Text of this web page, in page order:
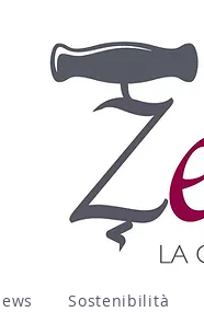
Sostenibilità